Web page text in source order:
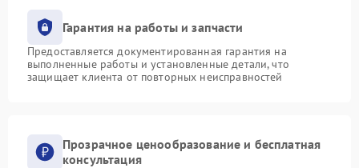
Гарантия на работы и запчасти
Предоставляется документированная гарантия на
выполненные работы и установленные детали, что
защищает клиента от повторных неисправностей
Прозрачное ценообразование и бесплатная
консультация